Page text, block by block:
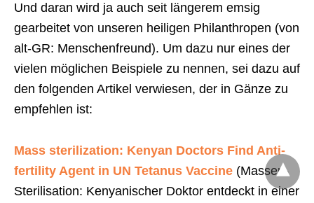
Und daran wird ja auch seit längerem emsig
gearbeitet von unseren heiligen Philanthropen (von
alt-GR: Menschenfreund). Um dazu nur eines der
vielen möglichen Beispiele zu nennen, sei dazu auf
den folgenden Artikel verwiesen, der in Gänze zu
empfehlen ist:
Mass sterilization: Kenyan Doctors Find Anti-
fertility Agent in UN Tetanus Vaccine (Massen-
Sterilisation: Kenyanischer Doktor entdeckt in einer